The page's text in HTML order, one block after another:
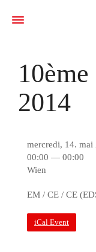
2014
mercredi, 14.
00:00 — 00:00
Wien
EM / CE / CE
iCal Event